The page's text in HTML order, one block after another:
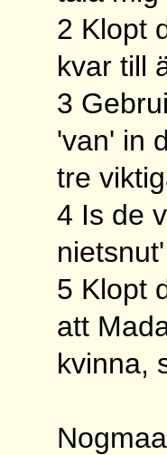
2 Klopt
kvar till
3
'van' in
tre
4 Is de
5 Klopt
att
kvinna,